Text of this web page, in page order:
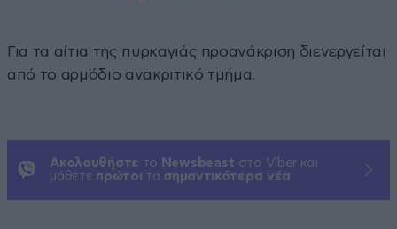
Για τα αίτια της πυρκαγιάς προανάκριση διενεργείται
από το αρμόδιο ανακριτικό τμήμα.
Ακολουθήστε το Newsbeast στο Viber και
μάθετε πρώτοι τα σημαντικότερα νέα